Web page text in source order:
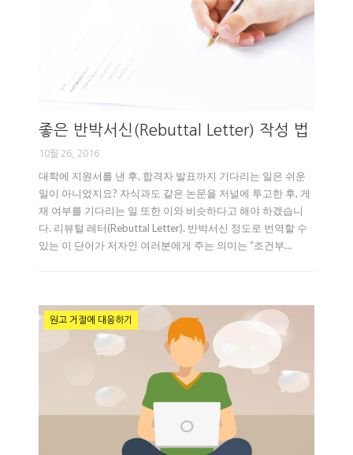
좋은 반박서신(Rebuttal Letter) 작성 법
10월 26, 2016
대학에 지원서를 낸 후, 합격자 발표까지 기다리는 일은 쉬운
일이 아니었지요? 자식과도 같은 논문을 저널에 투고한 후, 게
재 여부를 기다리는 일 또한 이와 비슷하다고 해야 하겠습니
다. 리뷰털 레터(Rebuttal Letter). 반박서신 정도로 번역할 수
있는 이 단어가 저자인 여러분에게 주는 의미는 “조건부…
원고 거절에 대응하기